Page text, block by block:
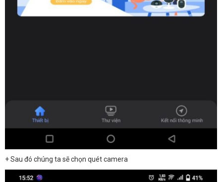
+ Sau đó chúng ta sẽ chọn quét camera